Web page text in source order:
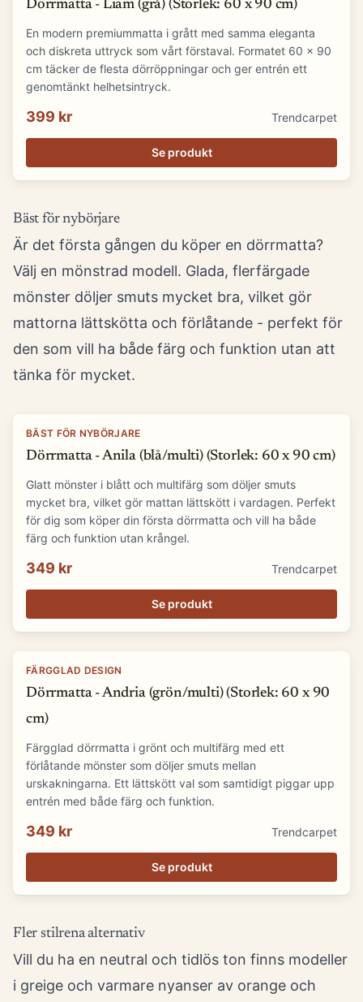
Dörrmatta - Liam (grå) (Storlek: 60 x 90 cm)
En modern premiummatta i grått med samma eleganta
och diskreta uttryck som vårt förstaval. Formatet 60 x 90
cm täcker de flesta dörröppningar och ger entrén ett
genomtänkt helhetsintryck.
399 kr Trendcarpet
Se produkt
Bäst för nybörjare
Är det första gången du köper en dörrmatta?
Välj en mönstrad modell. Glada, flerfärgade
mönster döljer smuts mycket bra, vilket gör
mattorna lättskötta och förlåtande - perfekt för
den som vill ha både färg och funktion utan att
tänka för mycket.
BÄST FÖR NYBÖRJARE
Dörrmatta - Anila (blå/multi) (Storlek: 60 x 90 cm)
Glatt mönster i blått och multifärg som döljer smuts
mycket bra, vilket gör mattan lättskött i vardagen. Perfekt
för dig som köper din första dörrmatta och vill ha både
färg och funktion utan krångel.
349 kr Trendcarpet
Se produkt
FÄRGGLAD DESIGN
Dörrmatta - Andria (grön/multi) (Storlek: 60 x 90
cm)
Färgglad dörrmatta i grönt och multifärg med ett
förlåtande mönster som döljer smuts mellan
urskakningarna. Ett lättskött val som samtidigt piggar upp
entrén med både färg och funktion.
349 kr Trendcarpet
Se produkt
Fler stilrena alternativ
Vill du ha en neutral och tidlös ton finns modeller
i greige och varmare nyanser av orange och